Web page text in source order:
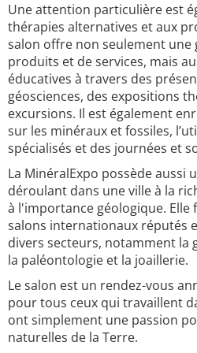
Une attention particulière est
thérapies alternatives et aux
salon offre non seulement une
produits et de services, mais
éducatives à travers des
géosciences, des expositions
excursions. Il est également
sur les minéraux et fossiles,
spécialisés et des journées et
La MinéralExpo possède aussi
déroulant dans une ville à la
à l'importance géologique.
salons internationaux réputés
divers secteurs, notamment la
la paléontologie et la joaillerie.
Le salon est un rendez-vous
pour tous ceux qui travaillent
ont simplement une passion
naturelles de la Terre.